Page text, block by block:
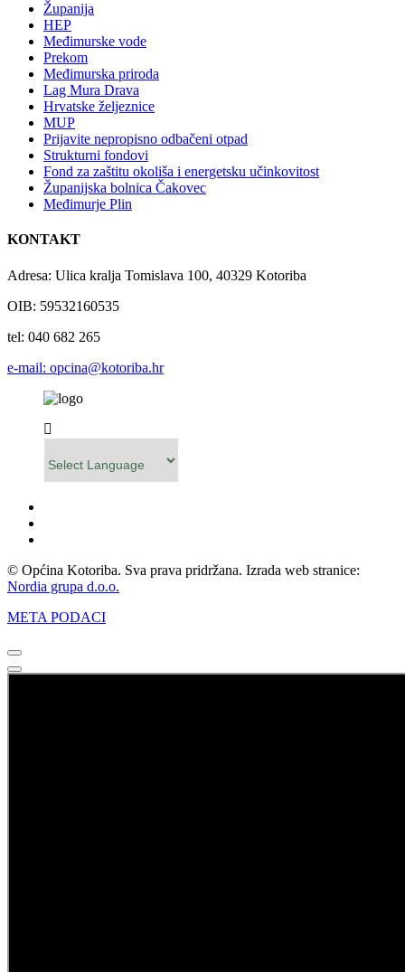
Županija
HEP
Međimurske vode
Prekom
Međimurska priroda
Lag Mura Drava
Hrvatske željeznice
MUP
Prijavite nepropisno odbačeni otpad
Strukturni fondovi
Fond za zaštitu okoliša i energetsku učinkovitost
Županijska bolnica Čakovec
Međimurje Plin
KONTAKT
Adresa: Ulica kralja Tomislava 100, 40329 Kotoriba
OIB: 59532160535
tel: 040 682 265
e-mail: opcina@kotoriba.hr
© Općina Kotoriba. Sva prava pridržana. Izrada web stranice:
Nordia grupa d.o.o.
META PODACI